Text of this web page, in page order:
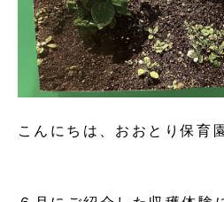
こんにちは、おおとり保育